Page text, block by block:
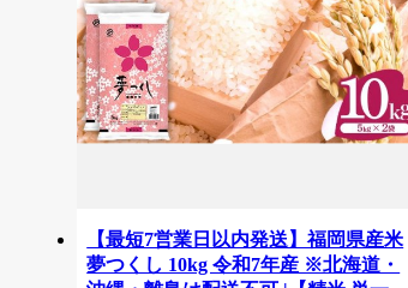
【最短7営業日以内発送】福岡県産米
夢つくし 10kg 令和7年産 ※北海道・